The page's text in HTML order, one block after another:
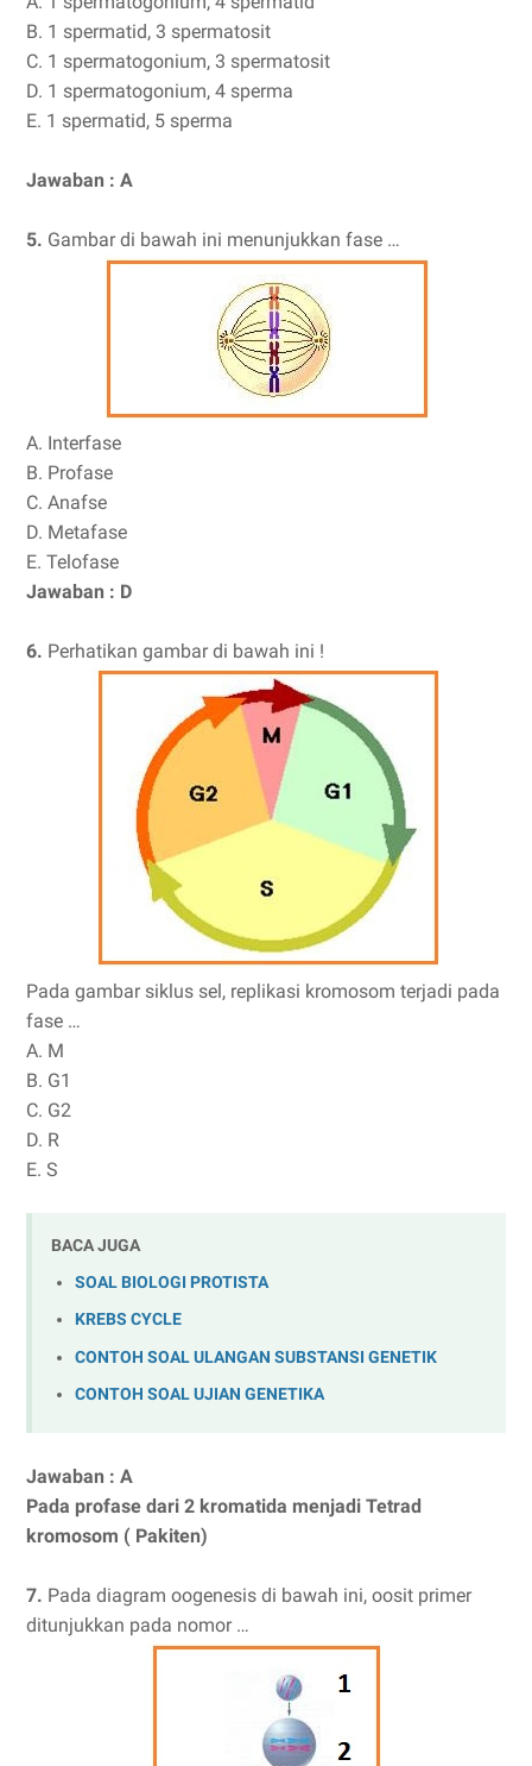
B. 1 spermatid, 3 spermatosit
C. 1 spermatogonium, 3 spermatosit
D. 1 spermatogonium, 4 sperma
E. 1 spermatid, 5 sperma
Jawaban : A
5. Gambar di bawah ini menunjukkan fase …
A. Interfase
B. Profase
C. Anafse
D. Metafase
E. Telofase
Jawaban : D
6. Perhatikan gambar di bawah ini !
Pada gambar siklus sel, replikasi kromosom terjadi pada
fase …
A. M
B. G1
C. G2
D. R
E. S
BACA JUGA
SOAL BIOLOGI PROTISTA
KREBS CYCLE
CONTOH SOAL ULANGAN SUBSTANSI GENETIK
CONTOH SOAL UJIAN GENETIKA
Jawaban : A
Pada profase dari 2 kromatida menjadi Tetrad
kromosom ( Pakiten)
7. Pada diagram oogenesis di bawah ini, oosit primer
ditunjukkan pada nomor …